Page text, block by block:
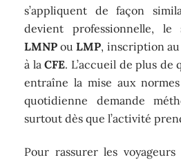
s’appliquent de façon
devient professionnelle,
LMNP ouLMP, inscription au
à laCFE. L’accueil de plus de
entraîne la mise aux
quotidienne demande
surtout dès que l’activité
Pour rassurer les